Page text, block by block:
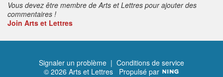
Vous devez être membre de Arts et Lettres pour ajouter des
commentaires !
Join Arts et Lettres
Signaler un problème | Conditions de service
© 2026 Arts et Lettres Propulsé par